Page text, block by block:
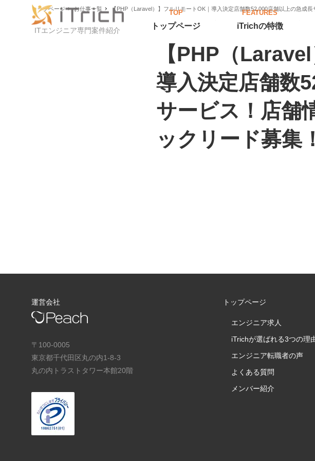
ITエンジニア専門案件紹介
TOP
トップページ
FEATURES
iTrichの特徴
トップページ お仕事一覧 【PHP（Laravel）】フルリモートOK｜導入決定店舗数52,000店舗以上の急成
【PHP（
導入決定店舗数
サービス！店舗
ックリード募集！
運営会社
〒100-0005
東京都千代田区丸の内1-8-3
丸の内トラストタワー本館20階
トップページ
エンジニア求人
iTrichが選ばれる3つの理
エンジニア転職者の声
よくある質問
メンバー紹介